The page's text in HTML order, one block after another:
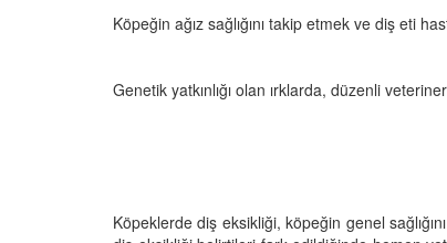
Köpeğin ağız sağlığını takip etmek ve diş eti
Genetik yatkınlığı olan ırklarda, düzenli
Köpeklerde diş eksikliği, köpeğin genel